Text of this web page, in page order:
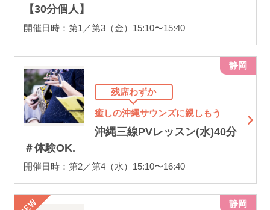
【30分個人】
開催日時：第1／第3（金）15:10〜15:40
残席わずか
癒しの沖縄サウンズに親しもう
沖縄三線PVレッスン(水)40分
＃体験OK.
開催日時：第2／第4（水）15:10〜16:40
静岡
静岡